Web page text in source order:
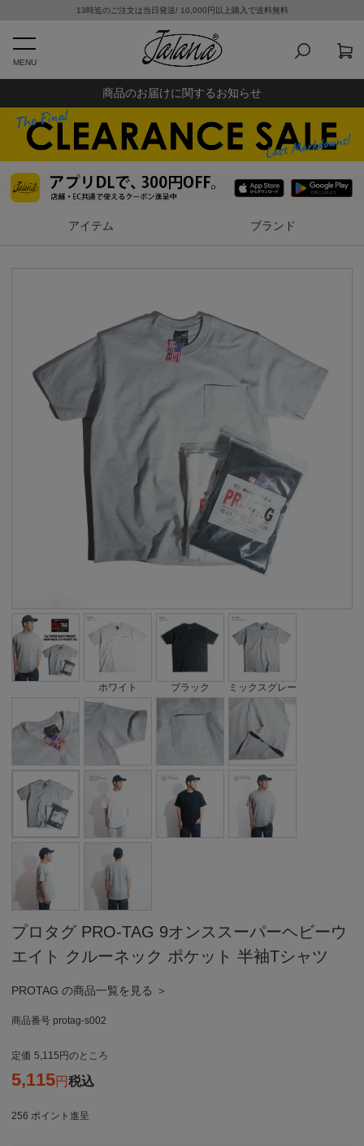
13時迄のご注文は当日発送/ 10,000円以上購入で送料無料
MENU
商品のお届けに関するお知らせ
アイテム ブランド
ホワイト ブラック ミックスグレー
プロタグ PRO-TAG 9オンススーパーヘビーウ
エイト クルーネック ポケット 半袖Tシャツ
PROTAG の商品一覧を見る ＞
商品番号 protag-s002
定価 5,115 のところ
5,115 税込
256 ポイント進呈